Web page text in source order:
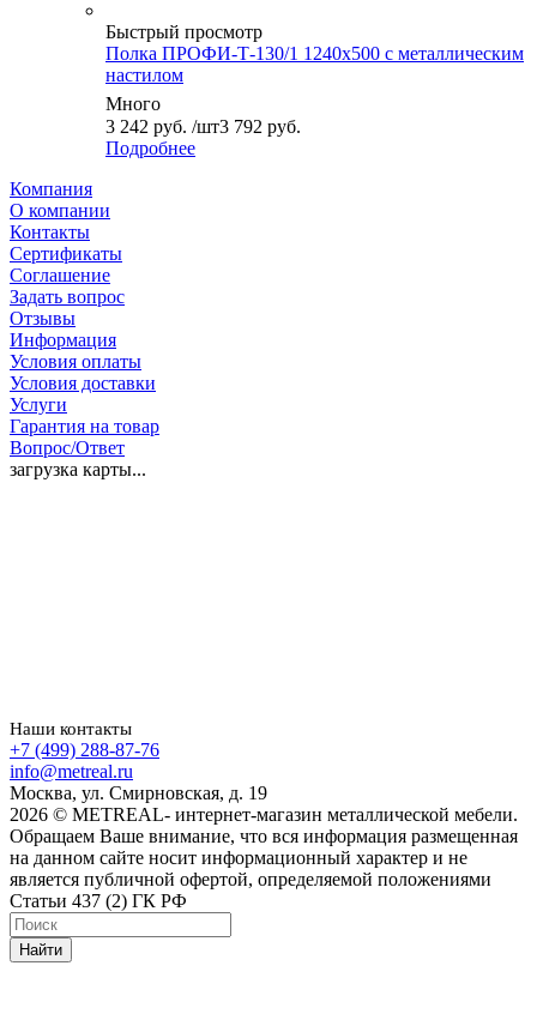
Быстрый просмотр
Полка ПРОФИ-Т-130/1 1240x500 с металлическим
настилом
Много
3 242 руб. /шт3 792 руб.
Подробнее
Компания
О компании
Контакты
Сертификаты
Соглашение
Задать вопрос
Отзывы
Информация
Условия оплаты
Условия доставки
Услуги
Гарантия на товар
Вопрос/Ответ
загрузка карты...
Наши контакты
+7 (499) 288-87-76
info@metreal.ru
Москва, ул. Смирновская, д. 19
2026 © METREAL- интернет-магазин металлической мебели.
Обращаем Ваше внимание, что вся информация размещенная
на данном сайте носит информационный характер и не
является публичной офертой, определяемой положениями
Статьи 437 (2) ГК РФ
Найти